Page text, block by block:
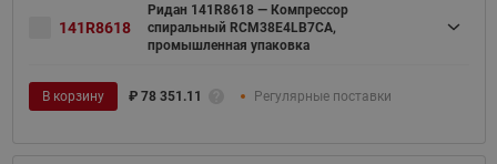
141R8618
Ридан 141R8618 — Компрессор
спиральный RCM38E4LB7CA,
промышленная упаковка
В корзину ₽ 78 351.11 Регулярные поставки